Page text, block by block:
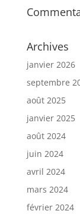
Archives
janvier 2026
septembre
août 2025
janvier 2025
août 2024
juin 2024
avril 2024
mars 2024
février 2024